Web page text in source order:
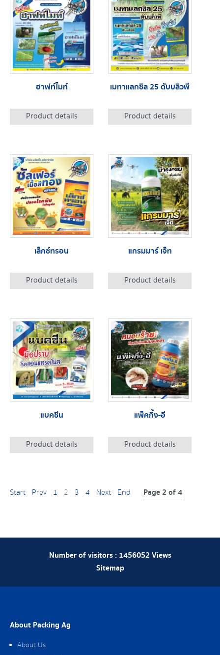
ฮาฟท์ไมท์
Product details
เมทาแลกซิล 25 ดับบลิวพี
Product details
เล็กซ์ทรอน
Product details
แกรมมาร์ เจ็ท
Product details
แบคซีน
Product details
แพ็คกิ้ง-อี
Product details
Start Prev 1 2 3 4 Next End Page 2 of 4
Number of visitors : 1456052Views
Sitemap
About Packing Ag
About Us